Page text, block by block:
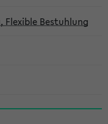
Flexible Bestuhlung